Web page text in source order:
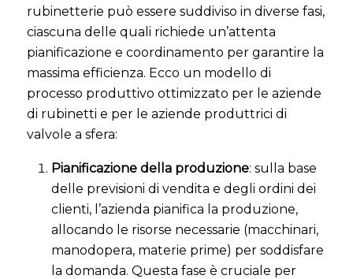
rubinetterie può essere suddiviso in diverse fasi,
ciascuna delle quali richiede un’attenta
pianificazione e coordinamento per garantire la
massima efficienza. Ecco un modello di
processo produttivo ottimizzato per le aziende
di rubinetti e per le aziende produttrici di
valvole a sfera:
Pianificazione della produzione: sulla base
delle previsioni di vendita e degli ordini dei
clienti, l’azienda pianifica la produzione,
allocando le risorse necessarie (macchinari,
manodopera, materie prime) per soddisfare
la domanda. Questa fase è cruciale per